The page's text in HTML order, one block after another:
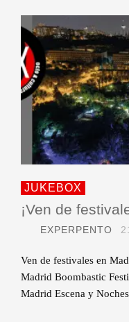
JUKEBOX
¡Ven de
EXPERPENTO
Ven de festivales en
Madrid Boombastic
Madrid Escena y